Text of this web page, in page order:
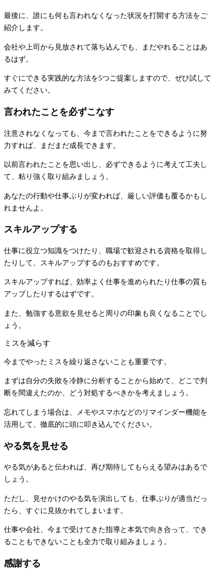
最後に、誰にも何も言われなくなった状況を打開する方法をご
紹介します。
会社や上司から見放されて落ち込んでも、まだやれることはあ
るはず。
すぐにできる実践的な方法を5つご提案しますので、ぜひ試して
みてください。
言われたことを必ずこなす
注意されなくなっても、今まで言われたことをできるように努
力すれば、まだまだ成長できます。
以前言われたことを思い出し、必ずできるように考えて工夫し
て、粘り強く取り組みましょう。
あなたの行動や仕事ぶりが変われば、厳しい評価も覆るかもし
れませんよ。
スキルアップする
仕事に役立つ知識をつけたり、職場で歓迎される資格を取得し
たりして、スキルアップするのもおすすめです。
スキルアップすれば、効率よく仕事を進められたり仕事の質も
アップしたりするはずです。
また、勉強する意欲を見せると周りの印象も良くなることでし
ょう。
ミスを減らす
今までやったミスを繰り返さないことも重要です。
まずは自分の失敗を冷静に分析することから始めて、どこで判
断を間違えたのか、どう対処するべきかを考えましょう。
忘れてしまう場合は、メモやスマホなどのリマインダー機能を
活用して、徹底的に頭に叩き込んでください。
やる気を見せる
やる気があると伝われば、再び期待してもらえる望みはあるで
しょう。
ただし、見せかけのやる気を演出しても、仕事ぶりが適当だっ
たら、すぐに見抜かれてしまいます。
仕事や会社、今まで受けてきた指導と本気で向き合って、でき
ることもできないことも全力で取り組みましょう。
感謝する